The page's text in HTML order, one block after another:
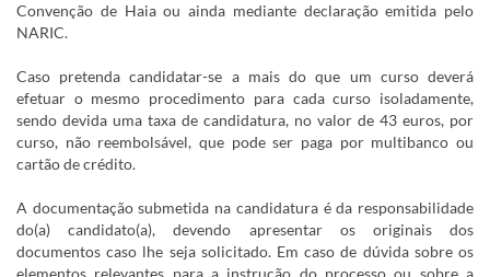
Convenção de Haia ou ainda mediante declaração emitida pelo
NARIC.
Caso pretenda candidatar-se a mais do que um curso deverá
efetuar o mesmo procedimento para cada curso isoladamente,
sendo devida uma taxa de candidatura, no valor de 43 euros, por
curso, não reembolsável, que pode ser paga por multibanco ou
cartão de crédito.
A documentação submetida na candidatura é da responsabilidade
do(a) candidato(a), devendo apresentar os originais dos
documentos caso lhe seja solicitado. Em caso de dúvida sobre os
elementos relevantes para a instrução do processo ou sobre a